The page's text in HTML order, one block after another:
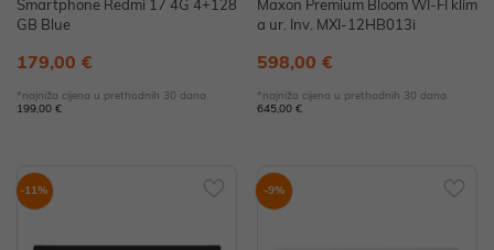
Smartphone Redmi 17 4G 4+128
GB Blue
179,00 €
*najniža cijena u prethodnih 30 dana
199,00 €
Maxon Premium Bloom WI-FI klim
a ur. Inv. MXI-12HB013i
598,00 €
*najniža cijena u prethodnih 30 dana
645,00 €
-11% -9%